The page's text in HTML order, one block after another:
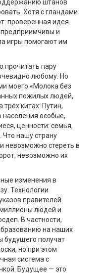
штанов
Хотя с гландами
проверенная идея
и
игры помогают им
прочитать пару
любому. Но
моего «Молока без
пожилых людей,
трёх китах: Путин,
особые,
ценности: семья,
Что нашу страну
невозможно стереть в
невозможно их
изменения в
Технологии
правителей.
людей и
В частности,
на наших
будущего получат
но при этом
система с
Будущее — это